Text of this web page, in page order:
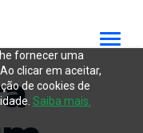
fornecer uma
clicar em aceitar,
de cookies de
Saiba mais.